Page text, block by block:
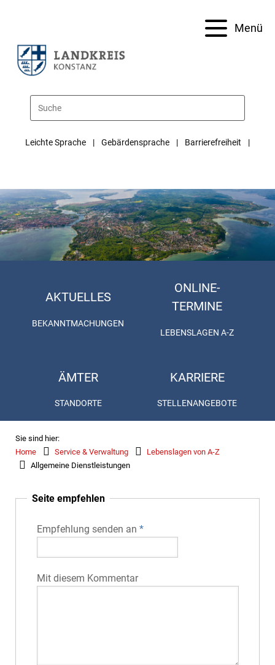
Menü
Leichte Sprache Gebärdensprache Barrierefreiheit
AKTUELLES
BEKANNTMACHUNGEN
ONLINE-
TERMINE
LEBENSLAGEN A-Z
ÄMTER
STANDORTE
KARRIERE
STELLENANGEBOTE
Sie sind hier:
Home
Service & Verwaltung
Lebenslagen von A-Z
Allgemeine Dienstleistungen
Seite empfehlen
Empfehlung senden an *
Mit diesem Kommentar